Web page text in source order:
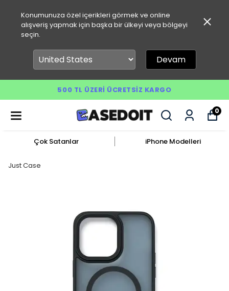
Konumunuza özel içerikleri görmek ve online
alışveriş yapmak için başka bir ülkeyi veya bölgeyi
seçin.
Devam
500 TL ÜZERI ÜCRETSIZ KARGO
0
Çok Satanlar iPhone Modelleri
Just Case